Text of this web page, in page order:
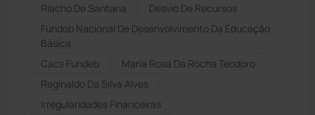
Riacho De Santana
Desvio De Recursos
Fundob Nacional De Desenvolvimento Da Educação
Básica
Cacs Fundeb
Maria Rosa Da Rocha Teodoro
Reginaldo Da Silva Alves
Irregularidades Financeiras